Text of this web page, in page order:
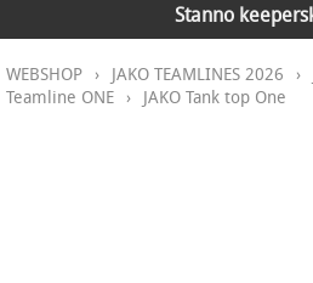
JAKO Running 2026
JAKO TEAMLINES 2026
Klantengroepen
CONTACT
Stanno
WEBSHOP › JAKO TEAMLINES 2026 ›
Teamline ONE › JAKO Tank top One